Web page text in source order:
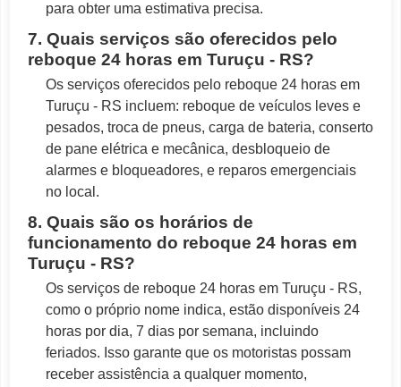
para obter uma estimativa precisa.
7. Quais serviços são oferecidos pelo
reboque 24 horas em Turuçu - RS?
Os serviços oferecidos pelo reboque 24 horas em
Turuçu - RS incluem: reboque de veículos leves e
pesados, troca de pneus, carga de bateria, conserto
de pane elétrica e mecânica, desbloqueio de
alarmes e bloqueadores, e reparos emergenciais
no local.
8. Quais são os horários de
funcionamento do reboque 24 horas em
Turuçu - RS?
Os serviços de reboque 24 horas em Turuçu - RS,
como o próprio nome indica, estão disponíveis 24
horas por dia, 7 dias por semana, incluindo
feriados. Isso garante que os motoristas possam
receber assistência a qualquer momento,